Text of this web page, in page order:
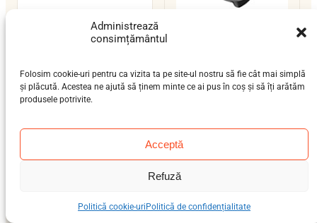
Administrează
consimțământul
Folosim cookie-uri pentru ca vizita ta pe site-ul nostru să fie cât mai simplă
și plăcută. Acestea ne ajută să ținem minte ce ai pus în coș și să îți arătăm
produsele potrivite.
Acceptă
Refuză
Politică cookie-uri Politică de confidențialitate
nou-născut (0-12 luni)
0–13 kg ISOFIX / centură
Maxi-Cosi Citi